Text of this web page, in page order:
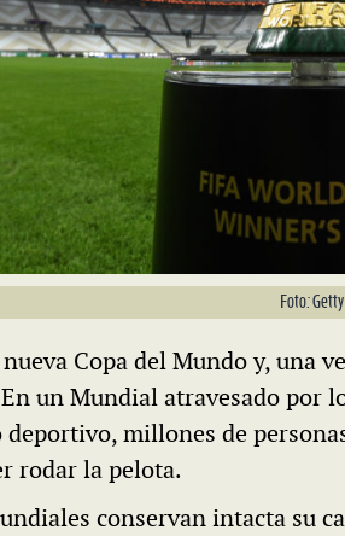
Foto:
Copa del Mundo y, una
un Mundial atravesado por
deportivo, millones de
rodar la pelota.
conservan intacta su